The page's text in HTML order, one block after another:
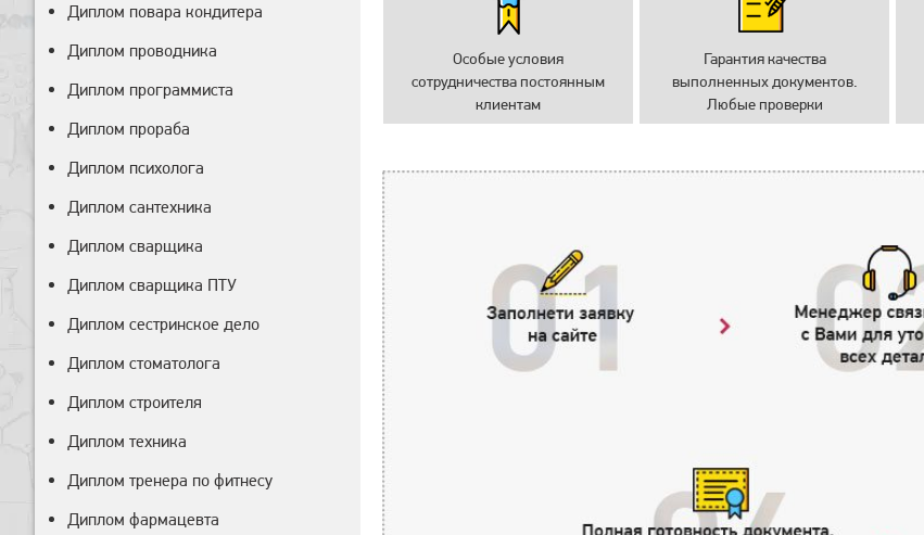
Особые условия
сотрудничества постоянным
клиентам
Гарантия качества
выполненных документов.
Любые проверки
Диплом повара кондитера
Диплом проводника
Диплом программиста
Диплом прораба
Диплом психолога
Диплом сантехника
Диплом сварщика
Диплом сварщика ПТУ
Диплом сестринское дело
Диплом стоматолога
Диплом строителя
Диплом техника
Диплом тренера по фитнесу
Диплом фармацевта